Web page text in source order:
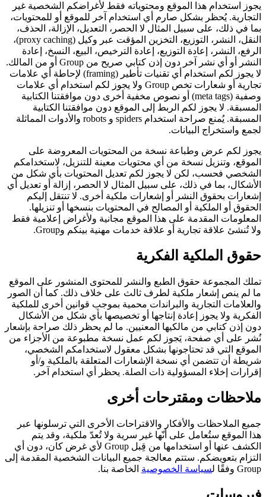
يجوز استخدام هذا الموقع ومحتوياته فقط لأغراضكم الشخصية غير
التجارية. يُحظر بشكل صارم أي استخدام آخر للموقع أو للمحتويات،
بما في ذلك، على سبيل المثال لا الحصر، التعديل، الإزالة، الحذف،
النقل، النشر، التوزيع، التخزين المؤقت عبر وكيل (proxy caching)،
الرفع، النشر، إعادة التوزيع، إعادة الترخيص، البيع، النسخ، إعادة
النشر أو أي نشر آخر دون إذن كتابي صريح من Group أو من المالك.
لا يجوز لكم استخدام أي تقنيات تأطير (framing) لإحاطة أي علامات
تجارية أو شعارات تخص Group ولا يجوز لكم استخدام أي علامات
وصفية (meta tags) أو نصوص مخفية أخرى دون موافقتنا الكتابية
المسبقة. لا يجوز لكم الربط إلى الموقع دون موافقتنا الكتابية
المسبقة. يُمنع صراحة استخدام spiders و robots والأدوات المماثلة
لجمع واستخراج البيانات.
يجوز لكم عرض وطباعة نسخة من المحتويات المعروضة على
الموقع، وتنزيل نسخة من أي محتويات معينة للتنزيل، لاستخدامكم
الشخصي فحسب، لكن لا يجوز لكم تعديل المحتويات بأي شكل من
الأشكال، بما في ذلك، على سبيل المثال لا الحصر، إزالة أو تعديل أي
إشعارات بحقوق النشر أو إشعارات ملكية أخرى. لا تنتقل إليكم
الحقوق أو الملكية أو المصالح في المحتويات بنسخها أو تنزيلها.
المعلومات المقدمة على هذا الموقع مجانية ولأغراض إعلامية فقط
ولا تُنشئ علاقة تجارية أو علاقة خدمات مهنية بينكم وGroup.
حقوق الملكية الفكرية
تملك المجموعة حقوق الطبع والنشر للمحتوى المنشور على الموقع
ما لم ينص إشعار ملكية لطرف ثالث على خلاف ذلك. كما أن الصور
والعلامات التجارية والبراندات محمية بموجب قوانين أخرى للملكية
الفكرية ولا يجوز إعادة إنتاجها أو تخصيصها بأي شكل من الأشكال
دون إذن كتابي من مالكيها المعنيين. ما لم يحظر ذلك صراحة بإشعار
نُشر على أي صفحة، يَجوز لكم عمل نسخة مطبوعة من الأجزاء من
الموقع التي قد تحتاجونها بشكل معقول لاستخدامكم الشخصي،
شريطة أن تتضمن أي نسخة الإشعارات المتعلقة بالملكية و/أو
إقرارات إخلاء المسؤولية ذات الصلة. يحظر أي استخدام آخر.
ملاحظات ومقترحات أخرى
جميع الملاحظات والأفكار والاقتراحات الأخرى التي ترسلونها عبر
هذا الموقع ستُعامل على أنّها غير سرية ولا تُعدّ ملكية، وقد يتم
الكشف عنها أو استخدامها من قِبل Group لأي غرض كان، دون أي
التزام بتعويضكم. ستتم معالجة جميع البيانات الشخصية المقدمة إلى
Group وفقًا ل
سياسة الخصوصية الخاصة بنا.